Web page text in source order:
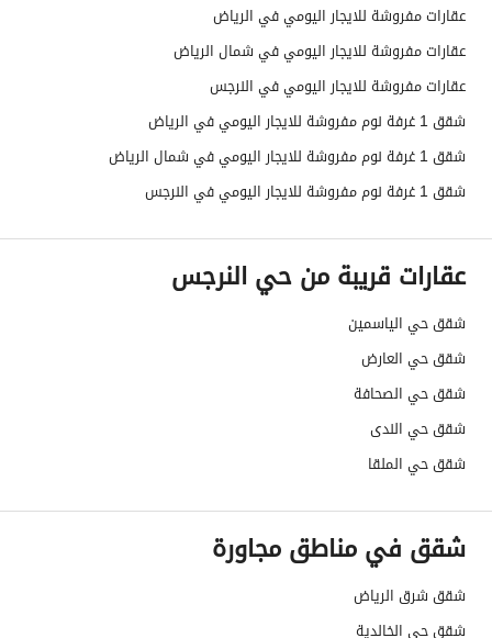
عقارات مفروشة للايجار اليومي في الرياض
عقارات مفروشة للايجار اليومي في شمال الرياض
عقارات مفروشة للايجار اليومي في النرجس
شقق 1 غرفة نوم مفروشة للايجار اليومي في الرياض
شقق 1 غرفة نوم مفروشة للايجار اليومي في شمال الرياض
شقق 1 غرفة نوم مفروشة للايجار اليومي في النرجس
عقارات قريبة من حي النرجس
شقق حي الياسمين
شقق حي العارض
شقق حي الصحافة
شقق حي الندى
شقق حي الملقا
شقق في مناطق مجاورة
شقق شرق الرياض
شقق حي الخالدية